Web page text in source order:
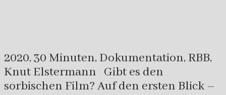
2020, 30 Minuten, Dokumentation, RBB,
Knut Elstermann Gibt es den
sorbischen Film? Auf den ersten Blick –